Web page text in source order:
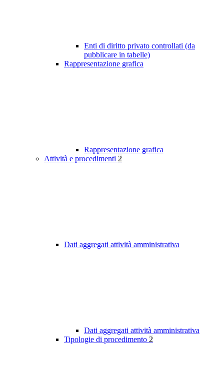
Enti di diritto privato controllati (da
pubblicare in tabelle)
Rappresentazione grafica
Rappresentazione grafica
Attività e procedimenti 2
Dati aggregati attività amministrativa
Dati aggregati attività amministrativa
Tipologie di procedimento 2